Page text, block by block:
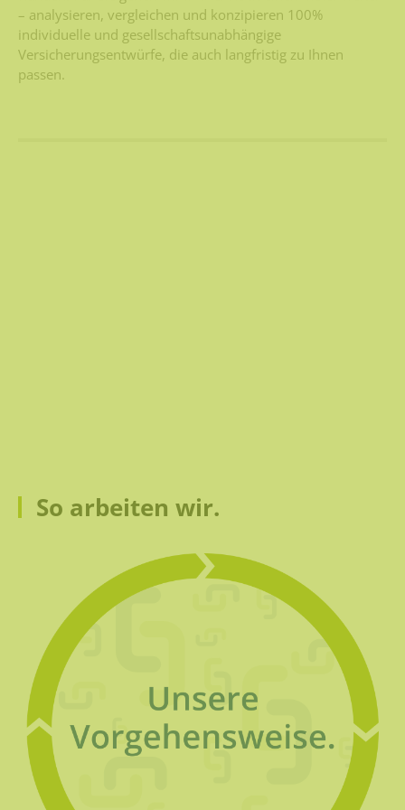
– analysieren, vergleichen und konzipieren 100%
individuelle und gesellschaftsunabhängige
Versicherungsentwürfe, die auch langfristig zu Ihnen
passen.
So arbeiten wir.